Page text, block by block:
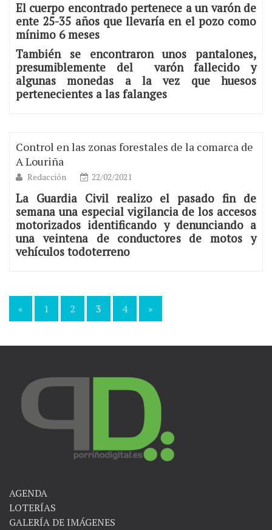
El cuerpo encontrado pertenece a un varón de
ente 25-35 años que llevaría en el pozo como
mínimo 6 meses
También se encontraron unos pantalones,
presumiblemente del varón fallecido y
algunas monedas a la vez que huesos
pertenecientes a las falanges
Control en las zonas forestales de la comarca de
A Louriña
Redacción 22/02/2021
La Guardia Civil realizo el pasado fin de
semana una especial vigilancia de los accesos
motorizados identificando y denunciando a
una veintena de conductores de motos y
vehículos todoterreno
Navegación
de
« 1 2 3 4 »
AGENDA
LOTERÍAS
GALERÍA DE IMÁGENES